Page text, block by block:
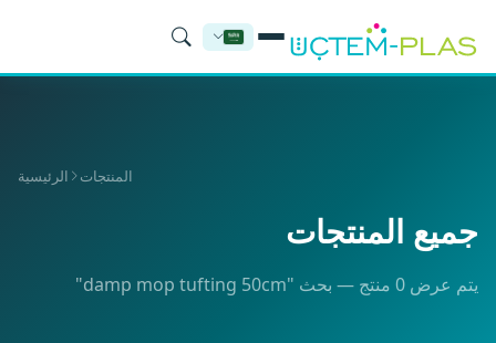
الرئيسية المنتجات
جميع المنتجات
يتم عرض 0 منتج — بحث "damp mop tufting 50cm"